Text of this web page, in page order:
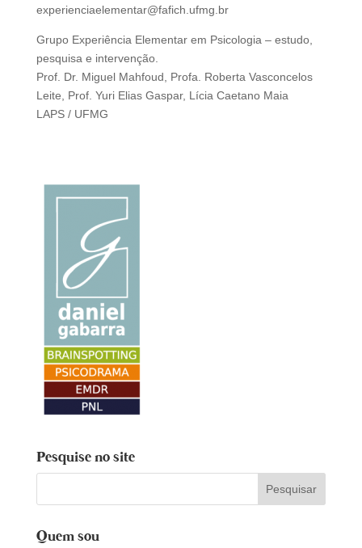
experienciaelementar@fafich.ufmg.br
Grupo Experiência Elementar em Psicologia – estudo,
pesquisa e intervenção.
Prof. Dr. Miguel Mahfoud, Profa. Roberta Vasconcelos
Leite, Prof. Yuri Elias Gaspar, Lícia Caetano Maia
LAPS / UFMG
Pesquise no site
Quem sou